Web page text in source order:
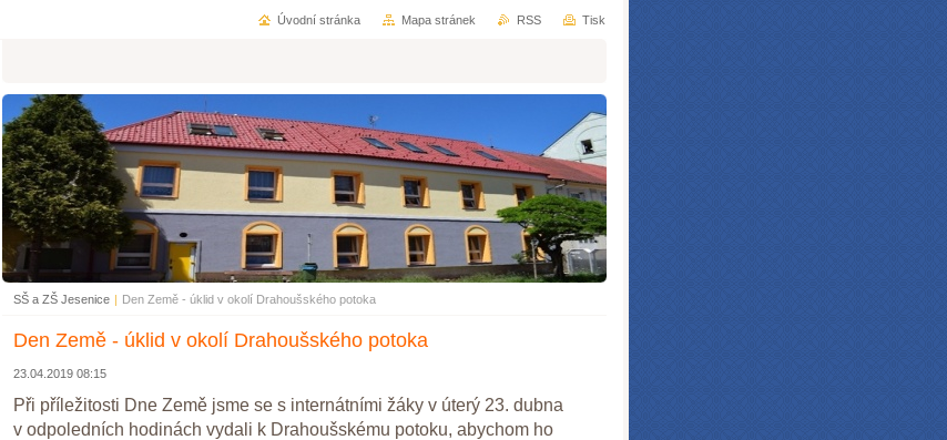
SŠ a ZŠ Jesenice | Den Země - úklid v okolí Drahoušského potoka
Den Země - úklid v okolí Drahoušského potoka
23.04.2019 08:15
Při příležitosti Dne Země jsme se s internátními žáky v úterý 23. dubna
v odpoledních hodinách vydali k Drahoušskému potoku, abychom ho
Úvodní stránka Mapa stránek RSS Tisk